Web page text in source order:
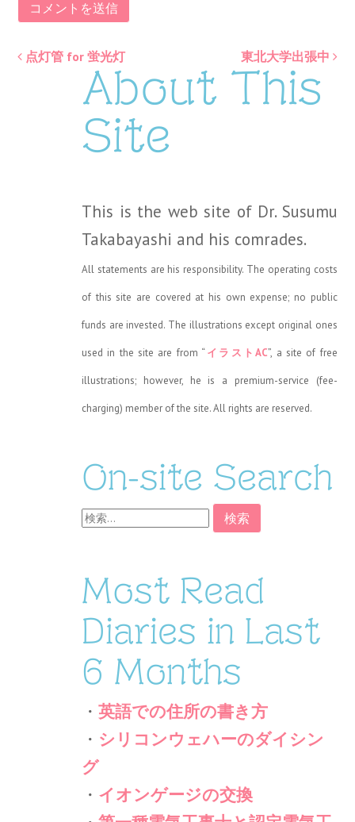
Post
navigation
点灯管 for 蛍光灯 東北大学出張中
About This
Site
This is the web site of Dr. Susumu
Takabayashi and his comrades.
All statements are his responsibility. The operating costs
of this site are covered at his own expense; no public
funds are invested. The illustrations except original ones
used in the site are from “イラストAC”, a site of free
illustrations; however, he is a premium-service (fee-
charging) member of the site. All rights are reserved.
On-site Search
検
索:
Most Read
Diaries in Last
6 Months
・英語での住所の書き方
・ シリコンウェハーのダイシン
グ
・ イオンゲージの交換